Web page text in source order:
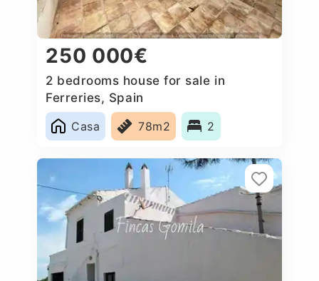
250 000€
2 bedrooms house for sale in
Ferreries, Spain
Casa
78m2 2